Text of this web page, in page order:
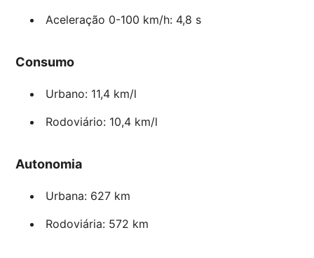
Aceleração 0-100 km/h: 4,8 s
Consumo
Urbano: 11,4 km/l
Rodoviário: 10,4 km/l
Autonomia
Urbana: 627 km
Rodoviária: 572 km